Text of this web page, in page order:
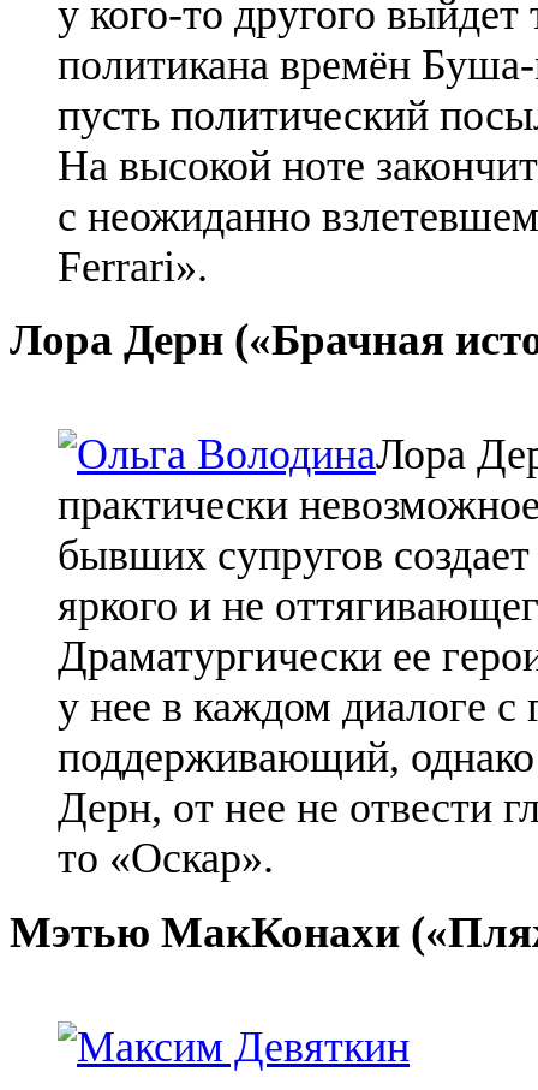
у кого-то другого
политикана времён
пусть политический
На высокой ноте
с неожиданно
Ferrari».
Лора Дерн («Брачная
Лора
практически
бывших супругов
яркого и не
Драматургически ее
у нее в каждом диалоге с
поддерживающий, однако
Дерн, от нее не отвести
то «Оскар».
Мэтью МакКонахи